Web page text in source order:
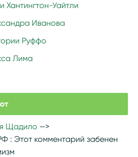
Хантингтон-Уайтли
Иванова
Руффо
Лима
Щадило
: Этот комментарий забенен